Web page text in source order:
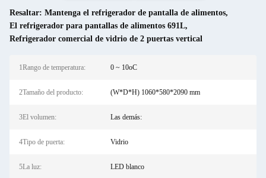
Resaltar: Mantenga el refrigerador de pantalla de alimentos,
El refrigerador para pantallas de alimentos 691L,
Refrigerador comercial de vidrio de 2 puertas vertical
1Rango de temperatura: 0 ~ 10oC
2Tamaño del producto: (W*D*H) 1060*580*2090 mm
3El volumen: Las demás:
4Tipo de puerta: Vidrio
5La luz: LED blanco